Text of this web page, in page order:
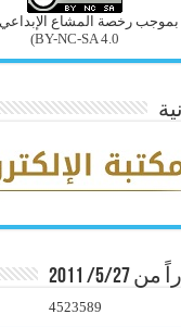
رخصة المشاع الإبداعي، غير
BY-NC-SA 4.0)
2011
4523589